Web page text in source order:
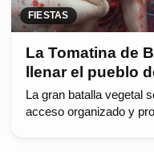
FIESTAS
La Tomatina de
llenar el pueblo
La gran batalla vegetal
acceso organizado y